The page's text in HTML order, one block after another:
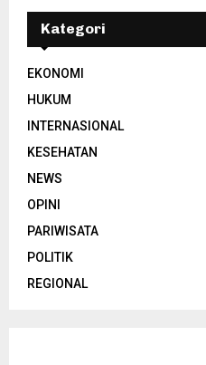
Kategori
EKONOMI
HUKUM
INTERNASIONAL
KESEHATAN
NEWS
OPINI
PARIWISATA
POLITIK
REGIONAL